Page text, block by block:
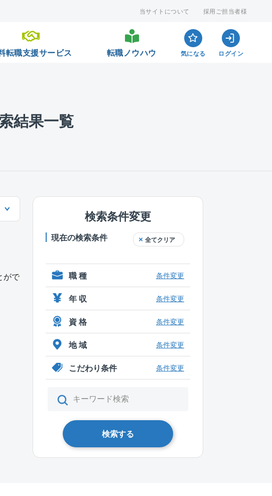
当サイトについて 採用ご担当者様
転職支援サービス 転職ノウハウ 気になる ログイン
結果一覧
がで
検索条件変更
現在の検索条件 全てクリア
職 種 条件変更
年 収 条件変更
資 格 条件変更
地 域 条件変更
こだわり条件 条件変更
検索する